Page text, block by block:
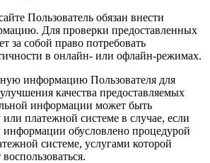
Пользователь обязан внести
Для проверки предоставленных
за собой право потребовать
в онлайн- или офлайн-режимах.
информацию Пользователя для
качества предоставляемых
информации может быть
или платежной системе в случае, если
информации обусловлено процедурой
системе, услугами которой